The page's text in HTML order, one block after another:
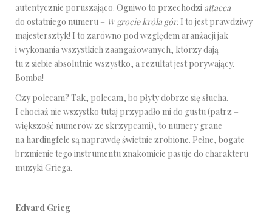
autentycznie poruszająco. Ogniwo to przechodzi attacca
do ostatniego numeru – W grocie króla gór. I to jest prawdziwy
majestersztyk! I to zarówno pod względem aranżacji jak
i wykonania wszystkich zaangażowanych, którzy dają
tu z siebie absolutnie wszystko, a rezultat jest porywający.
Bomba!
Czy polecam? Tak, polecam, bo płyty dobrze się słucha.
I chociaż nie wszystko tutaj przypadło mi do gustu (patrz –
większość numerów ze skrzypcami), to numery grane
na hardingfele są naprawdę świetnie zrobione. Pełne, bogate
brzmienie tego instrumentu znakomicie pasuje do charakteru
muzyki Griega.
Edvard Grieg